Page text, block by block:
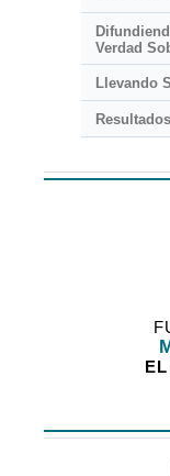
Verdad
Llevando